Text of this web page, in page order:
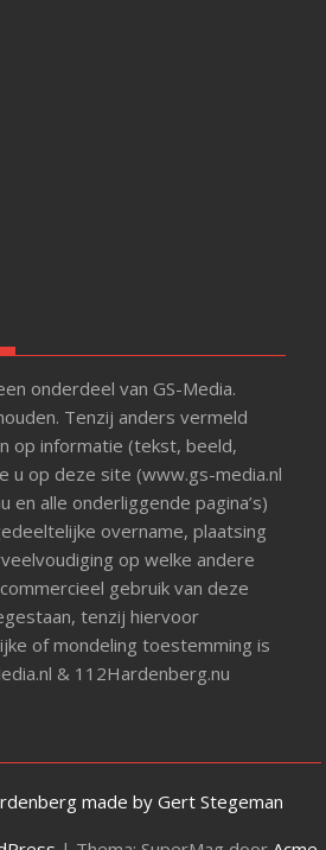
onderdeel van GS-Media.
Tenzij anders vermeld
op informatie (tekst, beeld,
u op deze site (www.gs-media.nl
en alle onderliggende pagina’s)
overname, plaatsing
op welke andere
gebruik van deze
tenzij hiervoor
of mondeling toestemming is
& 112Hardenberg.nu
made by Gert Stegeman